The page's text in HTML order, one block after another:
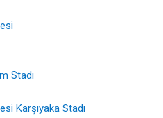
Stadı
Karşıyaka Stadı